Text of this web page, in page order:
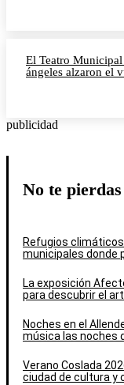
El Teatro
ángeles alzaron el
publicidad
No te pierdas
Refugios
municipales donde
La exposición
para descubrir el
Noches en el
música las noches
Verano Coslada
ciudad de cultura y